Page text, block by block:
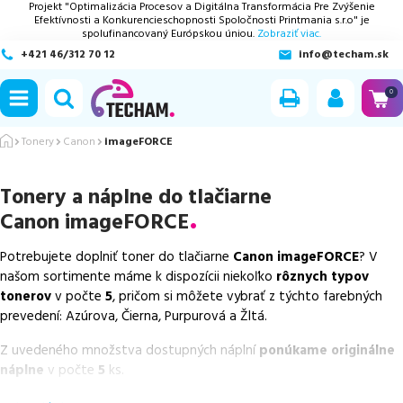
Projekt "Optimalizácia Procesov a Digitálna Transformácia Pre Zvýšenie
Efektívnosti a Konkurencieschopnosti Spoločnosti Printmania s.r.o" je
spolufinancovaný Európskou úniou. Zobraziť viac.
+421 46/312 70 12
info@techam.sk
0
Tonery Canon imageFORCE
Tonery a náplne do tlačiarne
Canon imageFORCE
Potrebujete doplniť toner do tlačiarne Canon imageFORCE? V
našom sortimente máme k dispozícii niekoľko rôznych typov
tonerovv počte 5, pričom si môžete vybrať z týchto farebných
prevedení: Azúrova, Čierna, Purpurová a Žltá.
Z uvedeného množstva dostupných náplníponúkame originálne
náplne v počte 5 ks.